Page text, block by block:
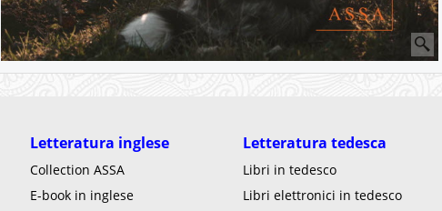
Letteratura inglese
Collection ASSA
E-book in inglese
Letteratura tedesca
Libri in tedesco
Libri elettronici in tedesco